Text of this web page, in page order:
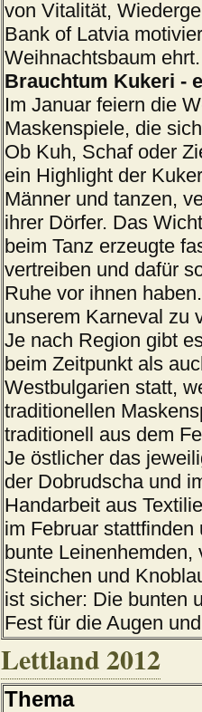
von Vitalität,
Bank of Latvia
Weihnachtsbaum ehrt.
Brauchtum Kukeri -
Im Januar feiern die
Maskenspiele, die
Ob Kuh, Schaf oder
ein Highlight der
Männer und tanzen,
ihrer Dörfer. Das
beim Tanz erzeugte
vertreiben und dafür
Ruhe vor ihnen
unserem Karneval zu
Je nach Region gibt
beim Zeitpunkt als
Westbulgarien statt,
traditionellen
traditionell aus dem
Je östlicher das
der Dobrudscha und
Handarbeit aus
im Februar
bunte
Steinchen und
ist sicher: Die bunten
Fest für die Augen
Lettland 2012
Thema